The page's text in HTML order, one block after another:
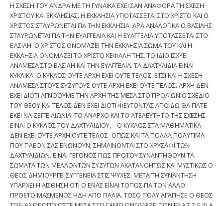
Η ΣΧΕΣΗ ΤΟΥ ΑΝΔΡΑ ΜΕ ΤΗ ΓΥΝΑΙΚΑ ΕΧΕΙ ΣΑΝ ΑΝΑΦΟΡΑ ΤΗ ΣΧΕΣΗ
ΧΡΙΣΤΟΥ ΚΑΙ ΕΚΚΛΗΣΙΑΣ. Η ΕΚΚΛΗΣΙΑ ΥΠΟΤΑΣΣΕΤΑΙ ΣΤΟ ΧΡΙΣΤΟ ΚΑΙ Ο
ΧΡΙΣΤΟΣ ΣΤΑΥΡΩΝΕΤΑΙ ΓΙΑ ΤΗΝ ΕΚΚΛΗΣΙΑ. ΑΡΑ ΑΝΑΛΟΓΙΚΑ Ο ΒΑΣΙΛΗΣ
ΣΤΑΥΡΩΝΕΤΑΙ ΓΙΑ ΤΗΝ ΕΥΑΓΓΕΛΙΑ ΚΑΙ Η ΕΥΑΓΓΕΛΙΑ ΥΠΟΤΑΣΣΕΤΑΙ ΣΤΟ
ΒΑΣΙΛΗ. Ο ΧΡΙΣΤΟΣ ΟΝΟΜΑΖΕΙ ΤΗΝ ΕΚΚΛΗΣΙΑ ΣΩΜΑ ΤΟΥ ΚΑΙ Η
ΕΚΚΛΗΣΙΑ ΟΝΟΜΑΖΕΙ ΤΟ ΧΡΙΣΤΟ ΚΕΦΑΛΗ ΤΗΣ. ΤΟ ΙΔΙΟ ΙΣΧΥΕΙ
ΑΝΑΜΕΣΑ ΣΤΟ ΒΑΣΙΛΗ ΚΑΙ ΤΗΝ ΕΥΑΓΓΕΛΙΑ. ΤΑ ΔΑΧΤΥΛΙΔΙΑ ΕΙΝΑΙ
ΚΥΚΛΙΚΑ. Ο ΚΥΚΛΟΣ ΟΥΤΕ ΑΡΧΗ ΕΧΕΙ ΟΥΤΕ ΤΕΛΟΣ. ΕΤΣΙ ΚΑΙ Η ΣΧΕΣΗ
ΑΝΑΜΕΣΑ ΣΤΟΥΣ ΣΥΖΥΓΟΥΣ ΟΥΤΕ ΑΡΧΗ ΕΧΕΙ ΟΥΤΕ ΤΕΛΟΣ. ΑΡΧΗ ΔΕΝ
ΕΧΕΙ ΔΙΟΤΙ ΑΓΝΟΟΥΜΕ ΤΗΝ ΑΡΧΗ ΤΗΣ ΜΕΣΑ ΣΤΟ ΠΡΟΑΙΩΝΙΟ ΣΧΕΔΙΟ
ΤΟΥ ΘΕΟΥ ΚΑΙ ΤΕΛΟΣ ΔΕΝ ΕΧΕΙ ΔΙΟΤΙ ΦΕΥΓΟΝΤΑΣ ΑΠΟ ΔΩ ΘΑ ΠΑΤΕ
ΕΚΕΙ ΝΑ ΖΕΙΤΕ ΑΙΩΝΙΑ. ΤΟ ΑΝΑΡΧΟ ΚΑΙ ΤΟ ΑΤΕΛΕΥΤΗΤΟ ΤΗΣ ΣΧΕΣΗΣ
ΕΙΝΑΙ Ο ΚΥΚΛΟΣ ΤΟΥ ΔΑΧΤΥΛΙΔΙΟΥ, – Ο ΚΥΚΛΟΣ ΣΤΑ ΜΑΘΗΜΑΤΙΚΑ
ΔΕΝ ΕΧΕΙ ΟΥΤΕ ΑΡΧΗ ΟΥΤΕ ΤΕΛΟΣ- ΟΠΩΣ ΚΑΙ ΤΑ ΠΟΛΛΑ ΠΟΛΥΤΙΜΑ
ΠΟΥ ΠΛΕΟΝ ΣΑΣ ΕΝΩΝΟΥΝ, ΣΗΜΑΙΝΟΝΤΑΙ ΣΤΟ ΧΡΥΣΑΦΙ ΤΩΝ
ΔΑΧΤΥΛΙΔΙΩΝ. ΕΙΝΑΙ ΓΕΓΟΝΟΣ ΠΩΣ ΠΡΟΤΟΥ ΣΥΝΑΝΤΗΘΟΥΝ ΤΑ
ΣΩΜΑΤΑ ΤΩΝ ΜΕΛΛΟΝΤΩΝ ΣΥΖΥΓΩΝ ΑΚΑΤΑΝΟΗΤΩΣ ΚΑΙ ΜΥΣΤΙΚΩΣ Ο
ΘΕΟΣ ΔΗΜΙΟΥΡΓΕΙ ΣΥΓΓΕΝΕΙΑ ΣΤΙΣ ΨΥΧΕΣ. ΜΕΤΑ ΤΗ ΣΥΝΑΝΤΗΣΗ
ΥΠΑΡΧΕΙ Η ΑΙΣΘΗΣΗ ΟΤΙ Ο ΕΝΑΣ ΕΙΝΑΙ ΤΟΠΟΣ ΓΙΑ ΤΟΝ ΑΛΛΟ
ΠΡΟΕΤΟΙΜΑΣΜΕΝΟΣ ΗΔΗ ΑΠΟ ΠΑΛΙΑ. ΤΟΣΟ ΠΟΛΥ ΑΓΑΠΗΣΕ Ο ΘΕΟΣ